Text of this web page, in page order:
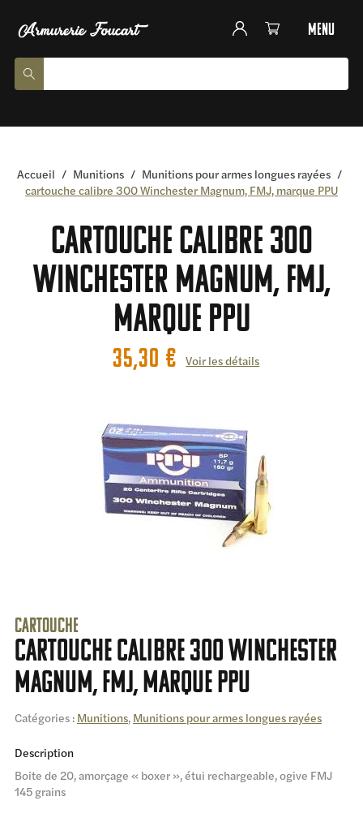
menu
Accueil / Munitions / Munitions pour armes longues rayées /
cartouche calibre 300 Winchester Magnum, FMJ, marque PPU
cartouche calibre 300
Winchester Magnum, FMJ,
marque PPU
35,30 € Voir les détails
Cartouche
cartouche calibre 300 Winchester
Magnum, FMJ, marque PPU
Catégories : Munitions, Munitions pour armes longues rayées
Description
Boite de 20, amorçage « boxer », étui rechargeable, ogive FMJ
145 grains